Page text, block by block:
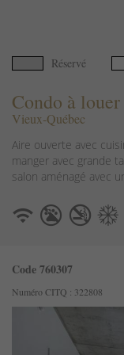
Réservé
Condo à louer
Vieux-Québec
Aire ouverte avec
manger avec grande
salon aménagé avec
Code 760307
Numéro CITQ : 322808